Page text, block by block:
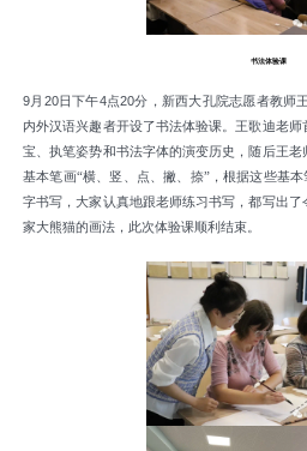
书法体验课
9月 20日下午4点20分 ， 新西大孔院志愿者教师
内外汉语兴趣者开设了书法体验课
王歌迪老师
宝 、执笔姿势和书法字体的演变历史 ，随后王老
基本笔画“横 竖 点 、撇 捺”，根据这些基本
字书写 ，大家认真地跟老师练习书写 ，都写出了
家大熊猫的画法 ， 此次体验课顺利结束